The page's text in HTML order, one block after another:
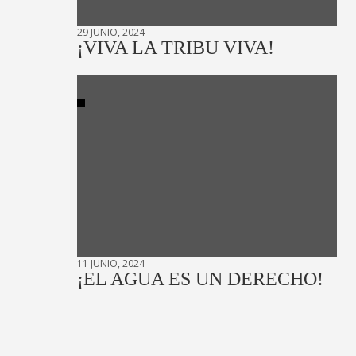
29 JUNIO, 2024
¡VIVA LA TRIBU VIVA!
11 JUNIO, 2024
¡EL AGUA ES UN DERECHO!